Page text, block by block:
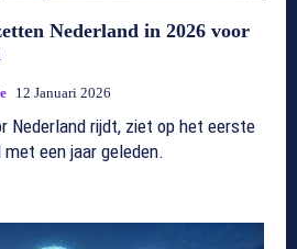
Nederland in 2026 voor
12 Januari 2026
Nederland rijdt, ziet op het eerste
een jaar geleden.